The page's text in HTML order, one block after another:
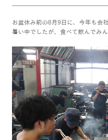
お盆休み前の8月9日に、今年も会
暑い中でしたが、食べて飲んでみん